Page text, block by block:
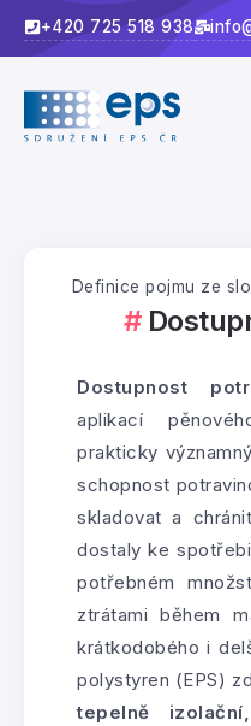
+420 725 518 938
Definice pojmu ze
Dostupnost
aplikací
prakticky
schopnost
skladovat a
dostaly ke
potřebném
ztrátami během
krátkodobého i
polystyren (EPS)
tepelně